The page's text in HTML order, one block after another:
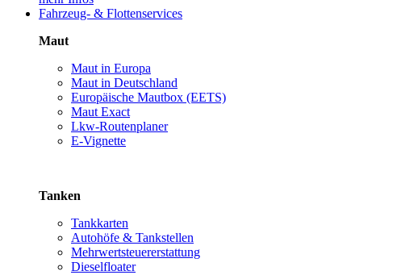
Fahrzeug- & Flottenservices
Maut
Maut in Europa
Maut in Deutschland
Europäische Mautbox (EETS)
Maut Exact
Lkw-Routenplaner
E-Vignette
Tanken
Tankkarten
Autohöfe & Tankstellen
Mehrwertsteuererstattung
Dieselfloater